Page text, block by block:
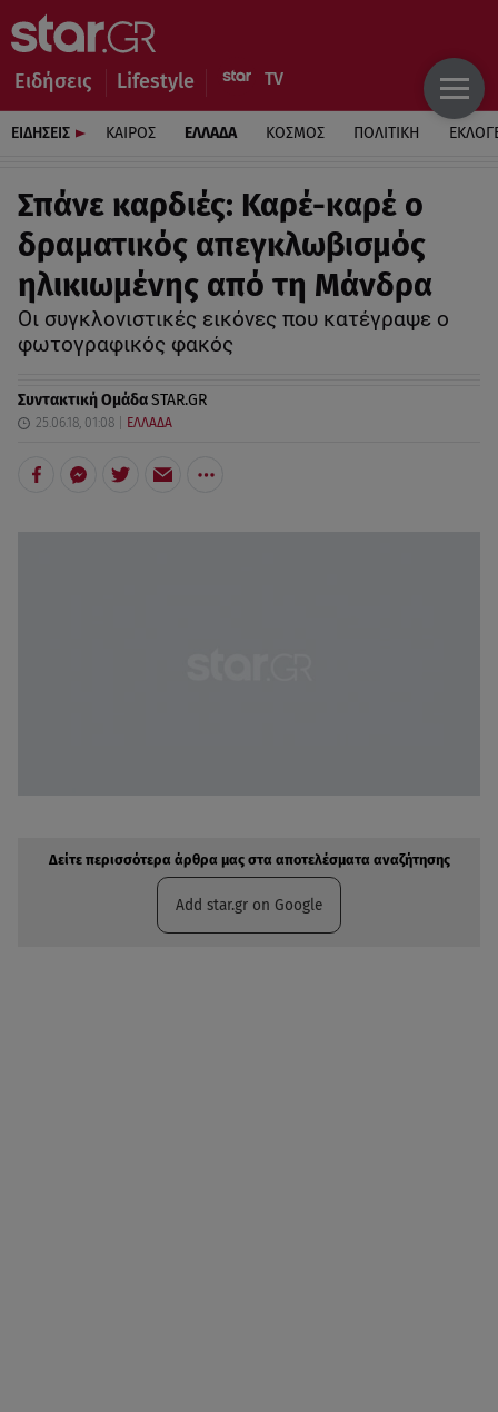
Ειδήσεις Lifestyle
ΕΙΔΗΣΕΙΣ ΚΑΙΡΟΣ ΕΛΛΑΔΑ ΚΟΣΜΟΣ ΠΟΛΙΤΙΚΗ
Σπάνε καρδιές: Καρέ-καρέ ο
δραματικός απεγκλωβισμός
ηλικιωμένης από τη Μάνδρα
Οι συγκλονιστικές εικόνες που κατέγραψε ο
φωτογραφικός φακός
Συντακτική ΟμάδαSTAR.GR
25.06.18, 01:08 ΕΛΛΑΔΑ
Δείτε περισσότερα άρθρα μας στα αποτελέσματα αναζήτησης
Add star.gr on Google